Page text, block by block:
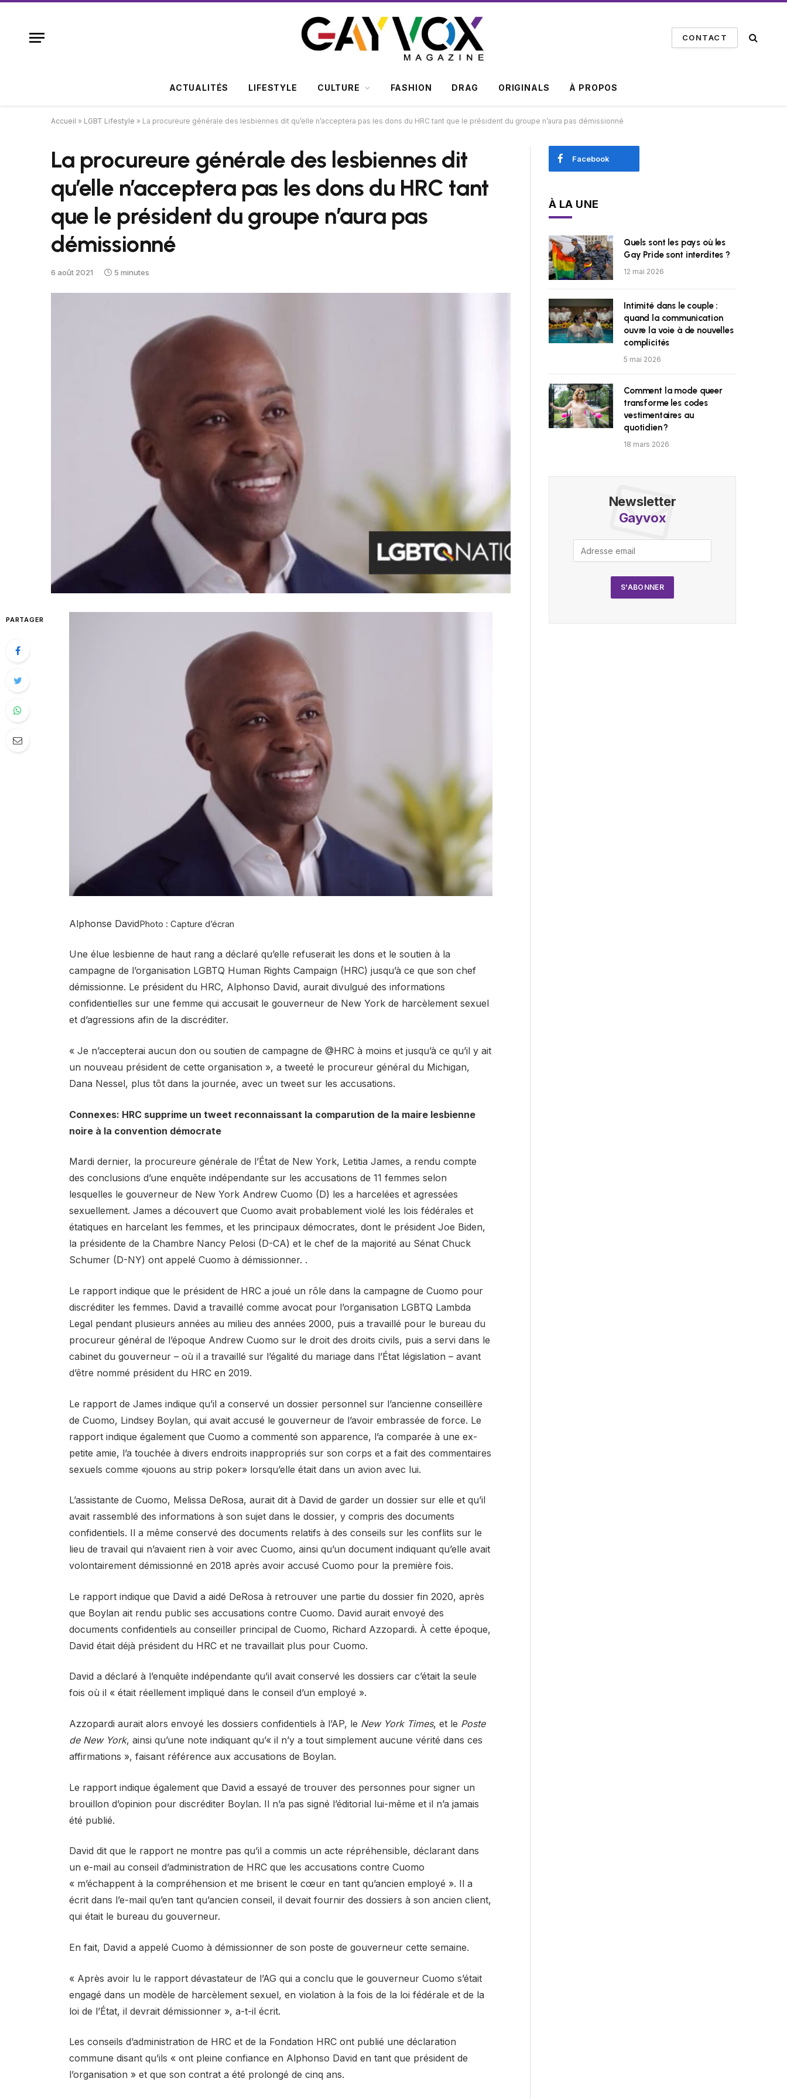
CONTACT
ACTUALITÉS LIFESTYLE CULTURE FASHION DRAG ORIGINALS À PROPOS
Accueil » LGBT Lifestyle » La procureure générale des lesbiennes dit qu’elle n’acceptera pas les dons du HRC tant que le président du groupe n’aura pas démissionné
La procureure générale des lesbiennes dit
qu’elle n’acceptera pas les dons du HRC tant
que le président du groupe n’aura pas
démissionné
6 août 2021 5 minutes
PARTAGER
Alphonse DavidPhoto : Capture d’écran
Une élue lesbienne de haut rang a déclaré qu’elle refuserait les dons et le soutien à la
campagne de l’organisation LGBTQ Human Rights Campaign (HRC) jusqu’à ce que son chef
démissionne. Le président du HRC, Alphonso David, aurait divulgué des informations
confidentielles sur une femme qui accusait le gouverneur de New York de harcèlement sexuel
et d’agressions afin de la discréditer.
« Je n’accepterai aucun don ou soutien de campagne de @HRC à moins et jusqu’à ce qu’il y ait
un nouveau président de cette organisation », a tweeté le procureur général du Michigan,
Dana Nessel, plus tôt dans la journée, avec un tweet sur les accusations.
Connexes: HRC supprime un tweet reconnaissant la comparution de la maire lesbienne
noire à la convention démocrate
Mardi dernier, la procureure générale de l’État de New York, Letitia James, a rendu compte
des conclusions d’une enquête indépendante sur les accusations de 11 femmes selon
lesquelles le gouverneur de New York Andrew Cuomo (D) les a harcelées et agressées
sexuellement. James a découvert que Cuomo avait probablement violé les lois fédérales et
étatiques en harcelant les femmes, et les principaux démocrates, dont le président Joe Biden,
la présidente de la Chambre Nancy Pelosi (D-CA) et le chef de la majorité au Sénat Chuck
Schumer (D-NY) ont appelé Cuomo à démissionner. .
Le rapport indique que le président de HRC a joué un rôle dans la campagne de Cuomo pour
discréditer les femmes. David a travaillé comme avocat pour l’organisation LGBTQ Lambda
Legal pendant plusieurs années au milieu des années 2000, puis a travaillé pour le bureau du
procureur général de l’époque Andrew Cuomo sur le droit des droits civils, puis a servi dans le
cabinet du gouverneur – où il a travaillé sur l’égalité du mariage dans l’État législation – avant
d’être nommé président du HRC en 2019.
Le rapport de James indique qu’il a conservé un dossier personnel sur l’ancienne conseillère
de Cuomo, Lindsey Boylan, qui avait accusé le gouverneur de l’avoir embrassée de force. Le
rapport indique également que Cuomo a commenté son apparence, l’a comparée à une ex-
petite amie, l’a touchée à divers endroits inappropriés sur son corps et a fait des commentaires
sexuels comme «jouons au strip poker» lorsqu’elle était dans un avion avec lui.
L’assistante de Cuomo, Melissa DeRosa, aurait dit à David de garder un dossier sur elle et qu’il
avait rassemblé des informations à son sujet dans le dossier, y compris des documents
confidentiels. Il a même conservé des documents relatifs à des conseils sur les conflits sur le
lieu de travail qui n’avaient rien à voir avec Cuomo, ainsi qu’un document indiquant qu’elle avait
volontairement démissionné en 2018 après avoir accusé Cuomo pour la première fois.
Le rapport indique que David a aidé DeRosa à retrouver une partie du dossier fin 2020, après
que Boylan ait rendu public ses accusations contre Cuomo. David aurait envoyé des
documents confidentiels au conseiller principal de Cuomo, Richard Azzopardi. À cette époque,
David était déjà président du HRC et ne travaillait plus pour Cuomo.
David a déclaré à l’enquête indépendante qu’il avait conservé les dossiers car c’était la seule
fois où il « était réellement impliqué dans le conseil d’un employé ».
Azzopardi aurait alors envoyé les dossiers confidentiels à l’AP, le New York Times, et le Poste
de New York, ainsi qu’une note indiquant qu’« il n’y a tout simplement aucune vérité dans ces
affirmations », faisant référence aux accusations de Boylan.
Le rapport indique également que David a essayé de trouver des personnes pour signer un
brouillon d’opinion pour discréditer Boylan. Il n’a pas signé l’éditorial lui-même et il n’a jamais
été publié.
David dit que le rapport ne montre pas qu’il a commis un acte répréhensible, déclarant dans
un e-mail au conseil d’administration de HRC que les accusations contre Cuomo
« m’échappent à la compréhension et me brisent le cœur en tant qu’ancien employé ». Il a
écrit dans l’e-mail qu’en tant qu’ancien conseil, il devait fournir des dossiers à son ancien client,
qui était le bureau du gouverneur.
En fait, David a appelé Cuomo à démissionner de son poste de gouverneur cette semaine.
« Après avoir lu le rapport dévastateur de l’AG qui a conclu que le gouverneur Cuomo s’était
engagé dans un modèle de harcèlement sexuel, en violation à la fois de la loi fédérale et de la
loi de l’État, il devrait démissionner », a-t-il écrit.
Les conseils d’administration de HRC et de la Fondation HRC ont publié une déclaration
commune disant qu’ils « ont pleine confiance en Alphonso David en tant que président de
l’organisation » et que son contrat a été prolongé de cinq ans.
Facebook
À LA UNE
Quels sont les pays où les
Gay Pride sont interdites ?
12 mai 2026
Intimité dans le couple :
quand la communication
ouvre la voie à de nouvelles
complicités
5 mai 2026
Comment la mode queer
transforme les codes
vestimentaires au
quotidien ?
18 mars 2026
Newsletter
Gayvox